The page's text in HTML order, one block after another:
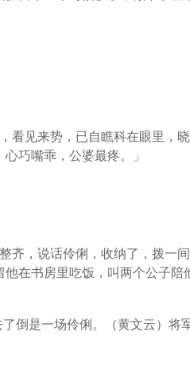
看见来势，已自瞧科在眼里，
巧嘴乖，公婆最疼。」
齐，说话伶俐，收纳了，拨一
在书房里吃饭，叫两个公子陪
倒是一场伶俐。（黄文云）​将